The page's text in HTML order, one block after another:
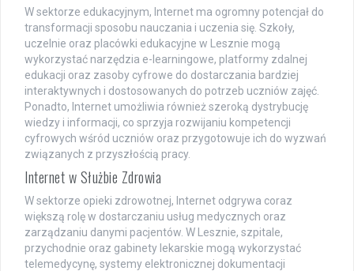
W sektorze edukacyjnym, Internet ma ogromny potencjał do
transformacji sposobu nauczania i uczenia się. Szkoły,
uczelnie oraz placówki edukacyjne w Lesznie mogą
wykorzystać narzędzia e-learningowe, platformy zdalnej
edukacji oraz zasoby cyfrowe do dostarczania bardziej
interaktywnych i dostosowanych do potrzeb uczniów zajęć.
Ponadto, Internet umożliwia również szeroką dystrybucję
wiedzy i informacji, co sprzyja rozwijaniu kompetencji
cyfrowych wśród uczniów oraz przygotowuje ich do wyzwań
związanych z przyszłością pracy.
Internet w Służbie Zdrowia
W sektorze opieki zdrowotnej, Internet odgrywa coraz
większą rolę w dostarczaniu usług medycznych oraz
zarządzaniu danymi pacjentów. W Lesznie, szpitale,
przychodnie oraz gabinety lekarskie mogą wykorzystać
telemedycynę, systemy elektronicznej dokumentacji